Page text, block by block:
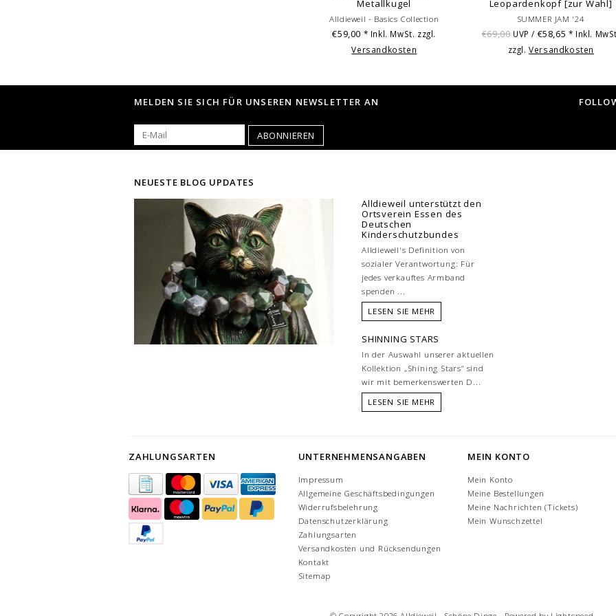
Metallkugel
Alldieweil - Basics Collection
€59,00 * Inkl. MwSt. zzgl.
Versandkosten
Leopardenkopf [zur Wahl]
SUMMER JAM '24
€69,00 UVP / €58,65 * Inkl.
zzgl.Versandkosten
MELDEN SIE SICH FÜR UNSEREN NEWSLETTER AN
ABONNIEREN
NEUESTE BLOG UPDATES
Alldieweil unterstützt den
Ortsverein Essen des
Deutschen
Kinderschutzbundes
Alldieweil's Definition von
sozialer Verantwortung: Für
jedes verkauftes Armband
spenden ...
LESEN SIE MEHR
SHINNING STARS
In der Auswahl unserer aktuellen
Kollektion „Shining Stars“ sind
wir mit bemerkenswerten D...
LESEN SIE MEHR
ZAHLUNGSARTEN UNTERNEHMENSANGABEN
Impressum
Allgemeine Geschäftsbedingungen
Widerrufsbelehrung
Datenschutzerklärung
Zahlungsarten
Versandkosten und Rücksendungen
Kontakt
Sitemap
MEIN KONTO
Mein Konto
Meine Bestellungen
Meine Nachrichten (Tickets)
Mein Wunschzettel